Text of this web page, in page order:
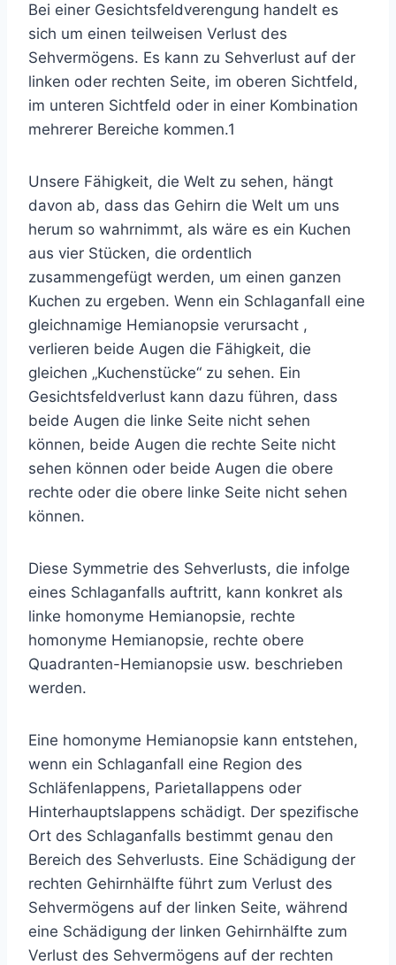
Bei einer Gesichtsfeldverengung handelt es
sich um einen teilweisen Verlust des
Sehvermögens. Es kann zu Sehverlust auf der
linken oder rechten Seite, im oberen Sichtfeld,
im unteren Sichtfeld oder in einer Kombination
mehrerer Bereiche kommen.1
Unsere Fähigkeit, die Welt zu sehen, hängt
davon ab, dass das Gehirn die Welt um uns
herum so wahrnimmt, als wäre es ein Kuchen
aus vier Stücken, die ordentlich
zusammengefügt werden, um einen ganzen
Kuchen zu ergeben. Wenn ein Schlaganfall eine
gleichnamige Hemianopsie verursacht ,
verlieren beide Augen die Fähigkeit, die
gleichen „Kuchenstücke“ zu sehen. Ein
Gesichtsfeldverlust kann dazu führen, dass
beide Augen die linke Seite nicht sehen
können, beide Augen die rechte Seite nicht
sehen können oder beide Augen die obere
rechte oder die obere linke Seite nicht sehen
können.
Diese Symmetrie des Sehverlusts, die infolge
eines Schlaganfalls auftritt, kann konkret als
linke homonyme Hemianopsie, rechte
homonyme Hemianopsie, rechte obere
Quadranten-Hemianopsie usw. beschrieben
werden.
Eine homonyme Hemianopsie kann entstehen,
wenn ein Schlaganfall eine Region des
Schläfenlappens, Parietallappens oder
Hinterhauptslappens schädigt. Der spezifische
Ort des Schlaganfalls bestimmt genau den
Bereich des Sehverlusts. Eine Schädigung der
rechten Gehirnhälfte führt zum Verlust des
Sehvermögens auf der linken Seite, während
eine Schädigung der linken Gehirnhälfte zum
Verlust des Sehvermögens auf der rechten